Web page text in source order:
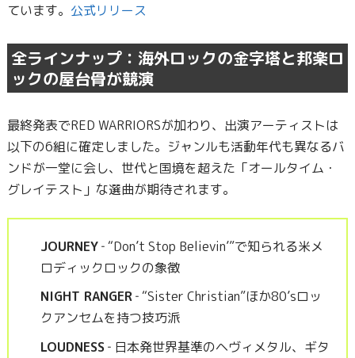
ています。 公式リリース
全ラインナップ：海外ロックの金字塔と邦楽ロ
ックの屋台骨が競演
最終発表でRED WARRIORSが加わり、出演アーティストは
以下の6組に確定しました。ジャンルも活動年代も異なるバ
ンドが一堂に会し、世代と国境を超えた「オールタイム・
グレイテスト」な選曲が期待されます。
JOURNEY‐ “Don’t Stop Believin’”で知られる米メ
ロディックロックの象徴
NIGHT RANGER‐ “Sister Christian”ほか80’sロッ
クアンセムを持つ技巧派
LOUDNESS‐ 日本発世界基準のヘヴィメタル、ギタ